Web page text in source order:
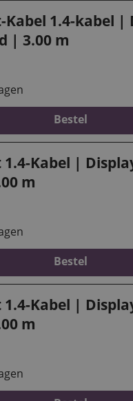
Kabel 1.4-kabel
| 3.00 m
Bestel
Kabel |
m
Bestel
Kabel |
m